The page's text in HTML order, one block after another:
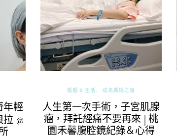
年輕
@
婚姻 & 生活 成為媽媽之後
人生第一次手術，子宮肌腺
瘤，拜託經痛不要再來 | 桃
園禾馨腹腔鏡紀錄＆心得